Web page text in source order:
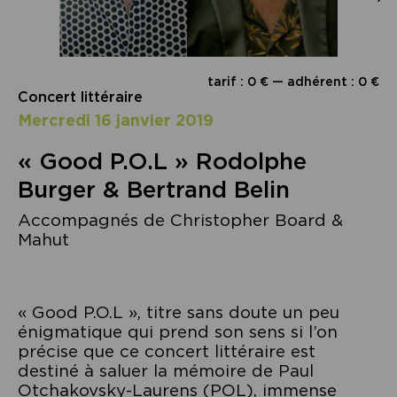
tarif : 0 € — adhérent : 0 €
Concert littéraire
mercredi 16 janvier 2019
« Good P.O.L » Rodolphe
Burger & Bertrand Belin
Accompagnés de Christopher Board &
Mahut
« Good P.O.L », titre sans doute un peu
énigmatique qui prend son sens si l’on
précise que ce concert littéraire est
destiné à saluer la mémoire de Paul
Otchakovsky-Laurens (POL), immense